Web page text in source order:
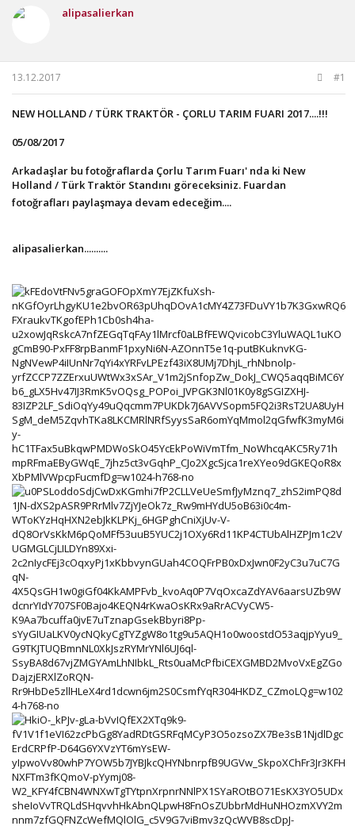
l
a
alipasalierkan
13.12.2017 #1
NEW HOLLAND / TÜRK TRAKTÖR - ÇORLU TARIM FUARI 2017....!!!
05/08/2017
Arkadaşlar bu fotoğraflarda Çorlu Tarım Fuarı' nda ki New
Holland / Türk Traktör Standını göreceksiniz. Fuardan
fotoğrafları paylaşmaya devam edeceğim....
alipasalierkan..........